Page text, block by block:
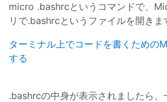
micro .bashrcというコマンドで、
リで.bashrcというファイルを開きま
ターミナル上でコードを書くための
する
.bashrcの中身が表示されましたら、